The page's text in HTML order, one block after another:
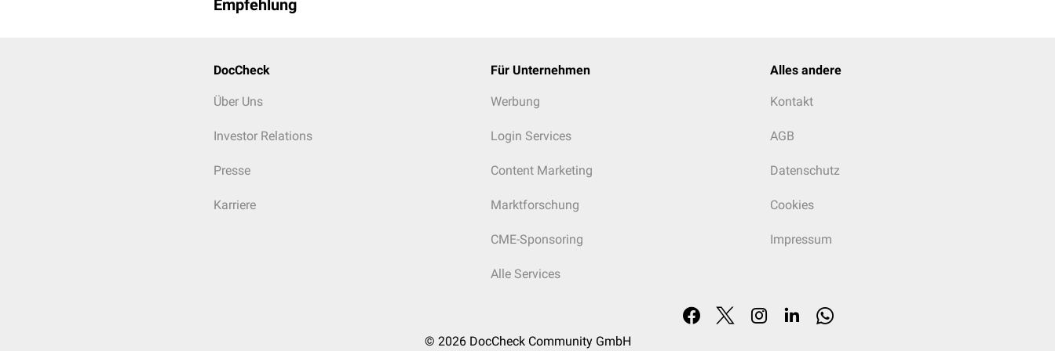
Empfehlung
DocCheck
Über Uns
Investor Relations
Presse
Karriere
Für Unternehmen
Werbung
Login Services
Content Marketing
Marktforschung
CME-Sponsoring
Alle Services
Alles andere
Kontakt
AGB
Datenschutz
Cookies
Impressum
© 2026 DocCheck Community GmbH